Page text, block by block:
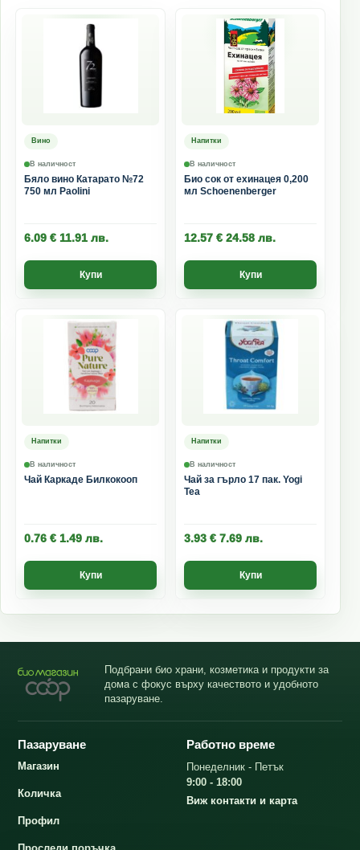
Вино
В наличност
Бяло вино Катарато №72
750 мл Paolini
6.09 € 11.91 лв.
Купи
Напитки
В наличност
Био сок от ехинацея 0,200
мл Schoenenberger
12.57 € 24.58 лв.
Купи
Напитки
В наличност
Чай Каркаде Билкокооп
0.76 € 1.49 лв.
Купи
Напитки
В наличност
Чай за гърло 17 пак. Yogi
Tea
3.93 € 7.69 лв.
Купи
Подбрани био храни, козметика и продукти за
дома с фокус върху качеството и удобното
пазаруване.
Пазаруване
Магазин
Количка
Профил
Работно време
Понеделник - Петък
9:00 - 18:00
Виж контакти и карта